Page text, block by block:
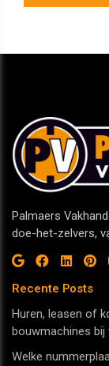
Palmaers
doe-het-zelvers,
Recente Posts
Huren, leasen of
bouwmachines bij
Welke